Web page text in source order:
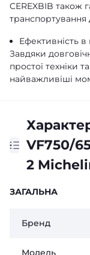
CEREXBIB також
Ефективність
Завдяки
простої техніки
найважливіші
VF750/
2
ЗАГАЛЬНА
Бренд
Модель